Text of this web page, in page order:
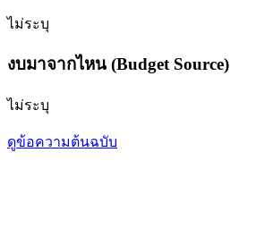
ไม่ระบุ
งบมาจากไหน (Budget Source)
ไม่ระบุ
ดูข้อความต้นฉบับ